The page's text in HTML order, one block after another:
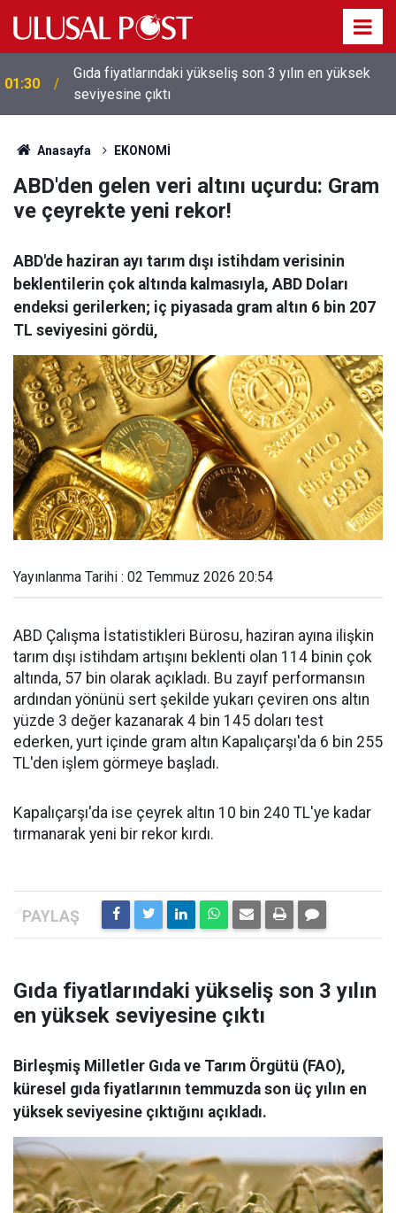
01:30
Gıda fiyatlarındaki yükseliş son 3 yılın en yüksek
seviyesine çıktı
Anasayfa EKONOMİ
ABD'den gelen veri altını uçurdu: Gram
ve çeyrekte yeni rekor!
ABD'de haziran ayı tarım dışı istihdam verisinin
beklentilerin çok altında kalmasıyla, ABD Doları
endeksi gerilerken; iç piyasada gram altın 6 bin 207
TL seviyesini gördü,
Yayınlanma Tarihi : 02 Temmuz 2026 20:54
ABD Çalışma İstatistikleri Bürosu, haziran ayına ilişkin
tarım dışı istihdam artışını beklenti olan 114 binin çok
altında, 57 bin olarak açıkladı. Bu zayıf performansın
ardından yönünü sert şekilde yukarı çeviren ons altın
yüzde 3 değer kazanarak 4 bin 145 doları test
ederken, yurt içinde gram altın Kapalıçarşı'da 6 bin 255
TL'den işlem görmeye başladı.
Kapalıçarşı'da ise çeyrek altın 10 bin 240 TL'ye kadar
tırmanarak yeni bir rekor kırdı.
Gıda fiyatlarındaki yükseliş son 3 yılın
en yüksek seviyesine çıktı
Birleşmiş Milletler Gıda ve Tarım Örgütü (FAO),
küresel gıda fiyatlarının temmuzda son üç yılın en
yüksek seviyesine çıktığını açıkladı.